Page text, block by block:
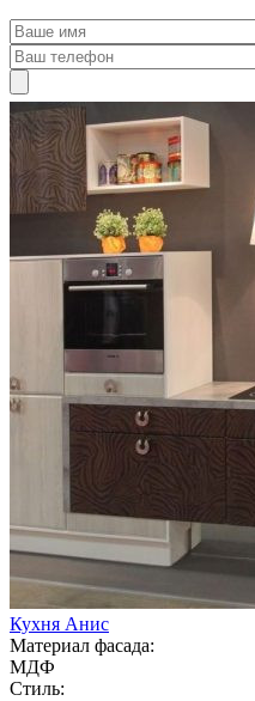
Кухня Анис
Материал фасада:
МДФ
Стиль: